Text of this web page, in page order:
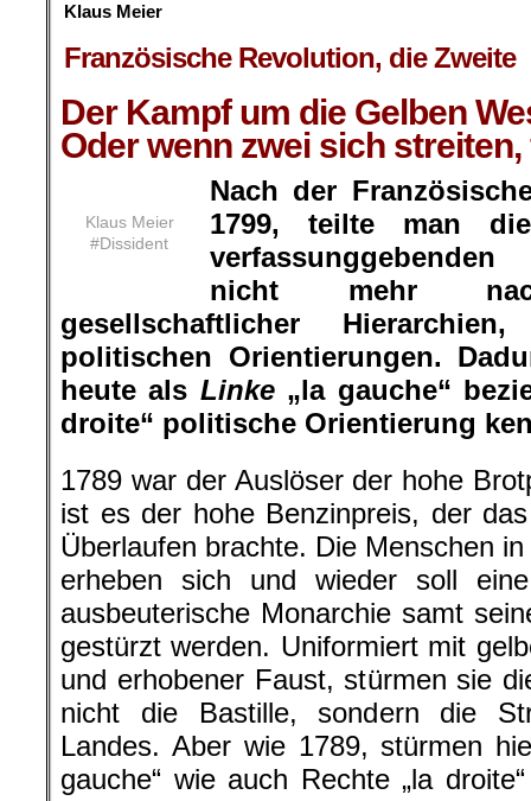
Klaus Meier
Französische Revolution, die Zweite
Der Kampf um die Gelben
Oder wenn zwei sich
Klaus Meier
#Dissident
Nach der
1799, teilte man
nicht mehr
gesellschaftlicher
politischen Orientierungen.
heute als Linke„la gauche“
droite“ politische Orientierung
1789 war der Auslöser der hohe
ist es der hohe Benzinpreis, der
Überlaufen brachte. Die Menschen
erheben sich und wieder soll
ausbeuterische Monarchie samt
gestürzt werden. Uniformiert mit
und erhobener Faust, stürmen sie
nicht die Bastille, sondern die
Landes. Aber wie 1789, stürmen
gauche“ wie auch Rechte „la